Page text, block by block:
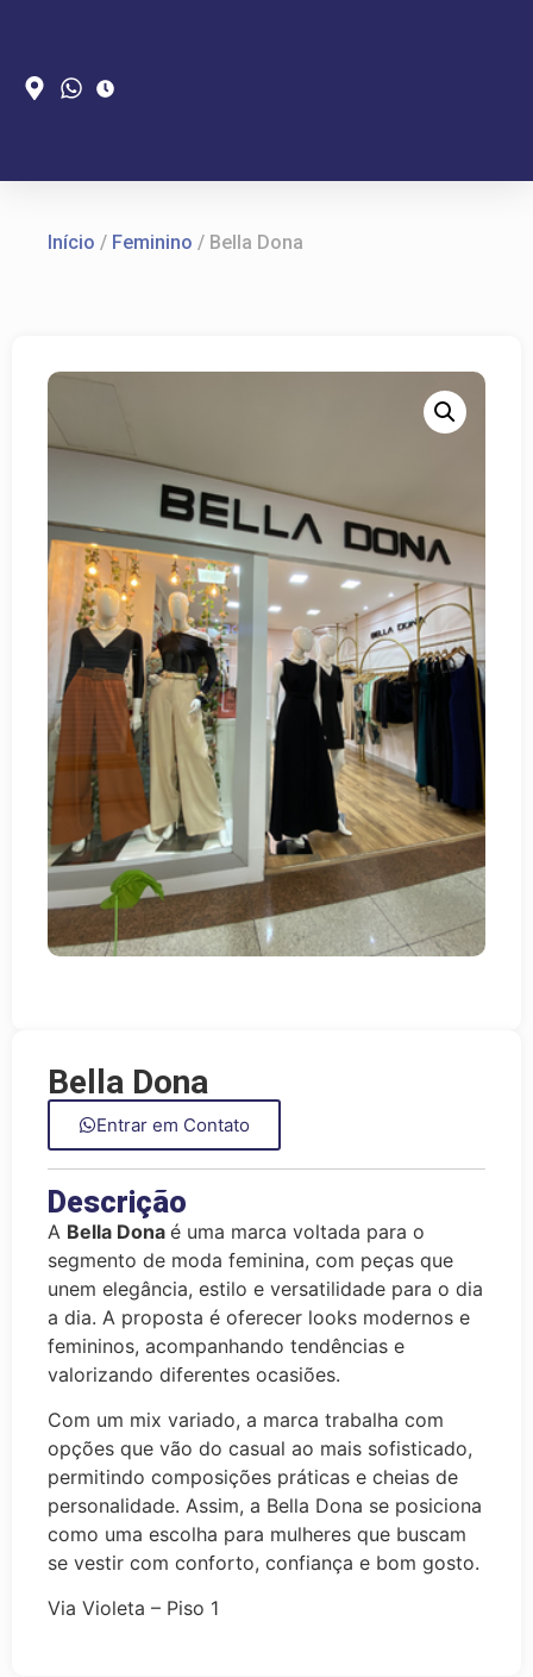
Início / Feminino / Bella Dona
Bella Dona
Entrar em Contato
Descrição
A Bella Dona é uma marca voltada para o
segmento de moda feminina, com peças que
unem elegância, estilo e versatilidade para o dia
a dia. A proposta é oferecer looks modernos e
femininos, acompanhando tendências e
valorizando diferentes ocasiões.
Com um mix variado, a marca trabalha com
opções que vão do casual ao mais sofisticado,
permitindo composições práticas e cheias de
personalidade. Assim, a Bella Dona se posiciona
como uma escolha para mulheres que buscam
se vestir com conforto, confiança e bom gosto.
Via Violeta – Piso 1